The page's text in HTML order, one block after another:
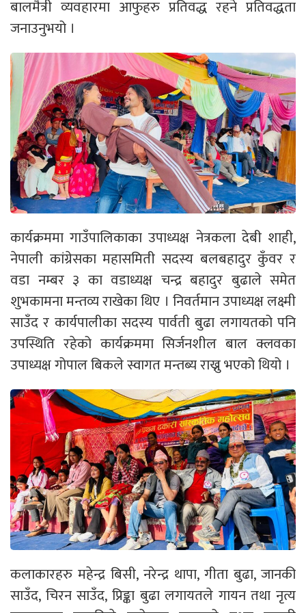
बालमैत्री व्यवहारमा आफुहरु प्रतिवद्ध रहने प्रतिवद्धता
जनाउनुभयो ।
कार्यक्रममा गाउँपालिकाका उपाध्यक्ष नेत्रकला देबी शाही,
नेपाली कांग्रेसका महासमिती सदस्य बलबहादुर कुँवर र
वडा नम्बर ३ का वडाध्यक्ष चन्द्र बहादुर बुढाले समेत
शुभकामना मन्तव्य राखेका थिए । निवर्तमान उपाध्यक्ष लक्ष्मी
साउँद र कार्यपालीका सदस्य पार्वती बुढा लगायतको पनि
उपस्थिति रहेको कार्यक्रममा सिर्जनशील बाल क्लवका
उपाध्यक्ष गोपाल बिकले स्वागत मन्तब्य राख्नु भएको थियो ।
कलाकारहरु महेन्द्र बिसी, नरेन्द्र थापा, गीता बुढा, जानकी
साउँद, चिरन साउँद, प्रिङ्का बुढा लगायतले गायन तथा नृत्य